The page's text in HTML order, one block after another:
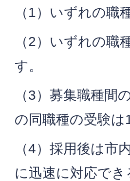
（1）いずれの職
（2）いずれの職
す。
（3）募集職種間
の同職種の受験は
（4）採用後は市
に迅速に対応で